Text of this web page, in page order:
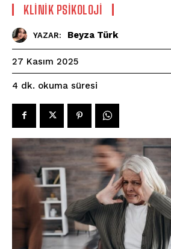
KLINIK PSIKOLOJI
YAZAR: Beyza Türk
27 Kasım 2025
4 dk. okuma süresi